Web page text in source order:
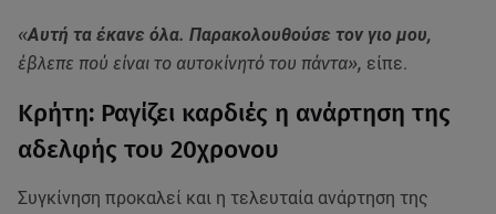
«Αυτή τα έκανε όλα. Παρακολουθούσε τον γιο μου,
έβλεπε πού είναι το αυτοκίνητό του πάντα», είπε.
Κρήτη: Ραγίζει καρδιές η ανάρτηση της
αδελφής του 20χρονου
Συγκίνηση προκαλεί και η τελευταία ανάρτηση της